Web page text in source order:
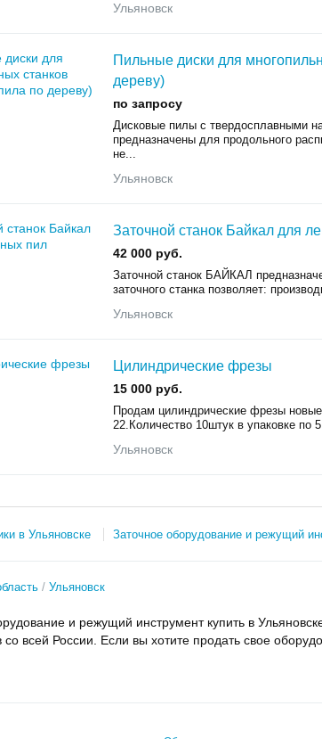
Ульяновск
Пильные диски для
дереву)
по запросу
Дисковые пилы с твердосплавными
предназначены для продольного
не...
Ульяновск
Заточной станок Байкал для
42 000 руб.
Заточной станок БАЙКАЛ
заточного станка позволяет:
Ульяновск
Цилиндрические фрезы
15 000 руб.
Продам цилиндрические фрезы
22.Количество 10штук в упаковке по
Ульяновск
в Ульяновске Заточное оборудование и режущий
Ульяновск
и режущий инструмент купить в
со всей России. Если вы хотите продать свое